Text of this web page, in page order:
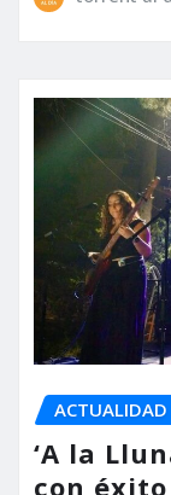
ACTUALIDAD
‘A la
con